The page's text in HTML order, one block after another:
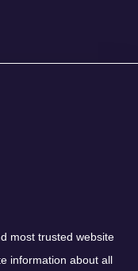
most trusted website
information about all